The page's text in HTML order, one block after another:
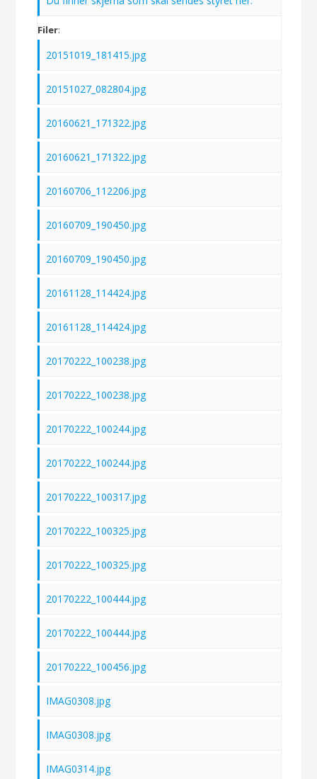
Filer:
20151019_181415.jpg
20151027_082804.jpg
20160621_171322.jpg
20160621_171322.jpg
20160706_112206.jpg
20160709_190450.jpg
20160709_190450.jpg
20161128_114424.jpg
20161128_114424.jpg
20170222_100238.jpg
20170222_100238.jpg
20170222_100244.jpg
20170222_100244.jpg
20170222_100317.jpg
20170222_100325.jpg
20170222_100325.jpg
20170222_100444.jpg
20170222_100444.jpg
20170222_100456.jpg
IMAG0308.jpg
IMAG0308.jpg
IMAG0314.jpg